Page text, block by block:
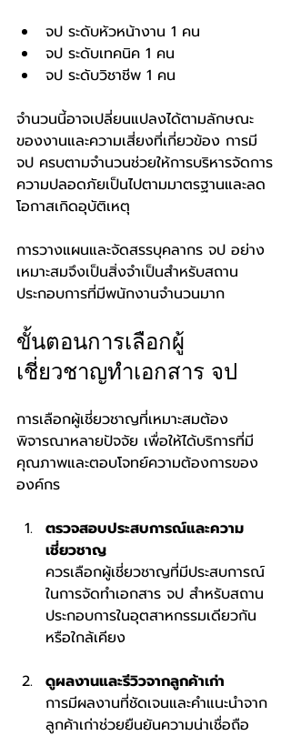
จป ระดับหัวหน้างาน 1 คน
จป ระดับเทคนิค 1 คน
จป ระดับวิชาชีพ 1 คน
จำนวนนี้อาจเปลี่ยนแปลงได้ตามลักษณะ
ของงานและความเสี่ยงที่เกี่ยวข้อง การมี
จป ครบตามจำนวนช่วยให้การบริหารจัดการ
ความปลอดภัยเป็นไปตามมาตรฐานและลด
โอกาสเกิดอุบัติเหตุ
การวางแผนและจัดสรรบุคลากร จป อย่าง
เหมาะสมจึงเป็นสิ่งจำเป็นสำหรับสถาน
ประกอบการที่มีพนักงานจำนวนมาก
ขั้นตอนการเลือกผู้
เชี่ยวชาญทำเอกสาร จป
การเลือกผู้เชี่ยวชาญที่เหมาะสมต้อง
พิจารณาหลายปัจจัย เพื่อให้ได้บริการที่มี
คุณภาพและตอบโจทย์ความต้องการของ
องค์กร
ตรวจสอบประสบการณ์และความ
เชี่ยวชาญ
ควรเลือกผู้เชี่ยวชาญที่มีประสบการณ์
ในการจัดทำเอกสาร จป สำหรับสถาน
ประกอบการในอุตสาหกรรมเดียวกัน
หรือใกล้เคียง
ดูผลงานและรีวิวจากลูกค้าเก่า
การมีผลงานที่ชัดเจนและคำแนะนำจาก
ลูกค้าเก่าช่วยยืนยันความน่าเชื่อถือ